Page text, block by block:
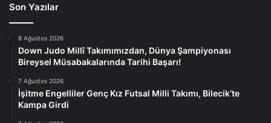
Son Yazılar
8 Ağustos 2026
Down Judo Millî Takımımızdan, Dünya Şampiyonası
Bireysel Müsabakalarında Tarihi Başarı!
7 Ağustos 2026
İşitme Engelliler Genç Kız Futsal Milli Takımı, Bilecik’te
Kampa Girdi